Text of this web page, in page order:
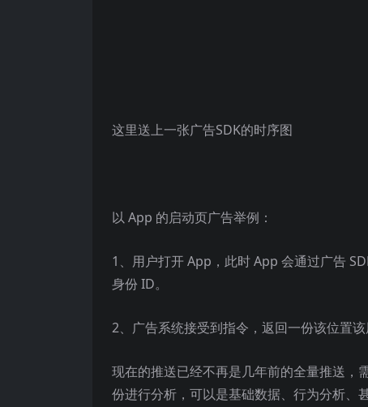
这里送上一张广告SDK的时序图
以 App 的启动页广告举例：
1、用户打开 App，此时 App 会通过广告
身份 ID。
2、广告系统接受到指令，返回一份该位置
现在的推送已经不再是几年前的全量推送，
份进行分析，可以是基础数据、行为分析、